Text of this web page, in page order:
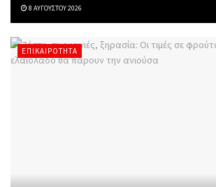
8 ΑΥΓΟΎΣΤΟΥ 2026
ΕΠΙΚΑΙΡΌΤΗΤΑ